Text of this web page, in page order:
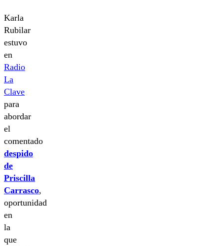
Karla
Rubilar
estuvo
en
Radio
La
Clave
para
abordar
el
comentado
despido
de
Priscilla
Carrasco,
oportunidad
en
la
que